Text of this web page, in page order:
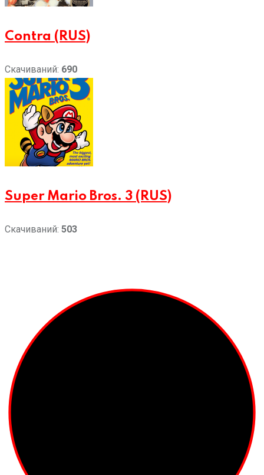
Contra (RUS)
Скачиваний: 690
Super Mario Bros. 3 (RUS)
Скачиваний: 503